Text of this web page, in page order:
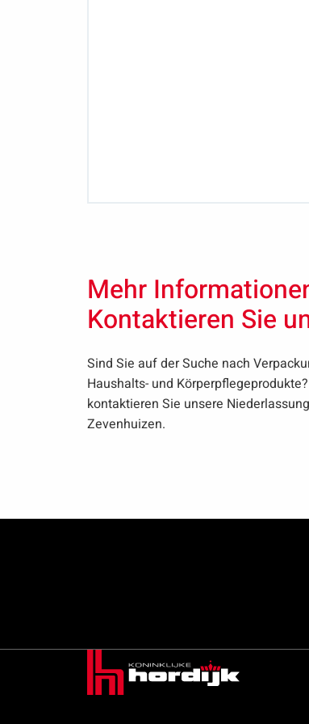
Mehr
Kontaktieren Sie
Sind Sie auf der Suche nach
Haushalts- und
kontaktieren Sie unsere
Zevenhuizen.